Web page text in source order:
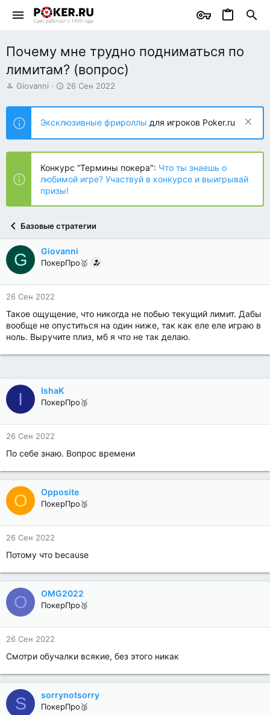
Почему мне трудно подниматься по
лимитам? (вопрос)
А
т
о
р
т
е
ы
Giovanni
Д
т
н
а
ч
л
а
26 Сен 2022
Эксклюзивные фрироллы для игроков Poker.ru
Конкурс “Термины покера": Что ты знаешь о
любимой игре? Участвуй в конкурсе и выигрывай
призы!
Базовые стратегии
G Giovanni
ПокерПро🥇
26 Сен 2022
Такое ощущение, что никогда не побью текущий лимит. Дабы
вообще не опуститься на один ниже, так как еле еле играю в
ноль. Выручите плиз, мб я что не так делаю.
I IshaK
ПокерПро🥉
26 Сен 2022
По себе знаю. Вопрос времени
O Opposite
ПокерПро🥉
26 Сен 2022
Потому что because
O OMG2022
ПокерПро🥉
26 Сен 2022
Смотри обучалки всякие, без этого никак
S sorrynotsorry
ПокерПро🥉